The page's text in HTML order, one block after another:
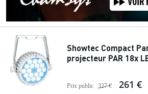
Showtec Compact
projecteur PAR 18x
Prix public 327 € 261 €